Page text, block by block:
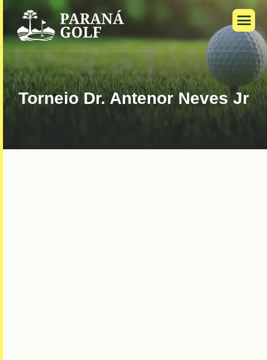
Torneio Dr. Antenor Neves Jr